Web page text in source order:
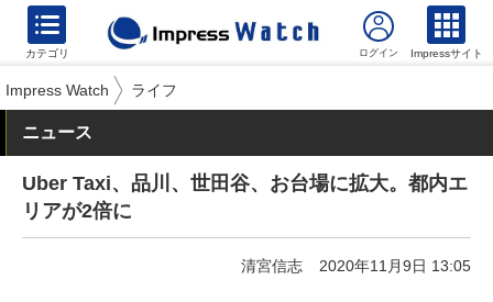
カテゴリ Impressサイト
Impress Watch ライフ
ニュース
Uber Taxi、品川、世田谷、お台場に拡大。都内エ
リアが2倍に
清宮信志 2020年11月9日 13:05